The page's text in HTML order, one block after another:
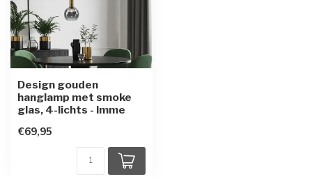
Design gouden
hanglamp met smoke
glas, 4-lichts - Imme
€69,95